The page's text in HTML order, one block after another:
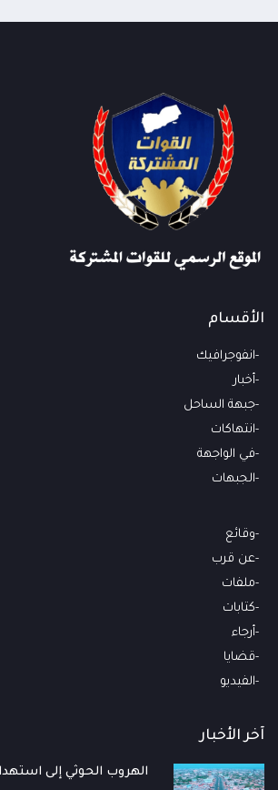
الأقسام
انفوجرافيك
أخبار
جبهة الساحل
انتهاكات
في الواجهة
الجبهات
وقائع
عن قرب
ملفات
كتابات
أرجاء
قضايا
الفيديو
آخر الأخبار
الهروب الحوثي إلى